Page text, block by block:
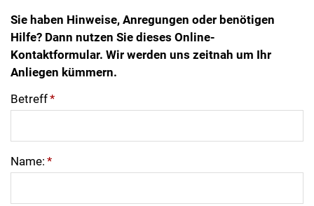
Sie haben Hinweise, Anregungen oder benötigen
Hilfe? Dann nutzen Sie dieses Online-
Kontaktformular. Wir werden uns zeitnah um Ihr
Anliegen kümmern.
Betreff*
Name: *